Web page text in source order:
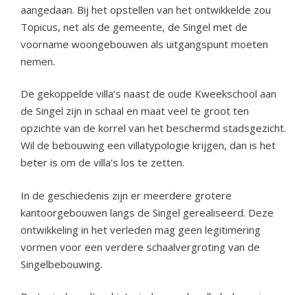
aangedaan. Bij het opstellen van het ontwikkelde zou
Topicus, net als de gemeente, de Singel met de
voorname woongebouwen als uitgangspunt moeten
nemen.
De gekoppelde villa’s naast de oude Kweekschool aan
de Singel zijn in schaal en maat veel te groot ten
opzichte van de korrel van het beschermd stadsgezicht.
Wil de bebouwing een villatypologie krijgen, dan is het
beter is om de villa’s los te zetten.
In de geschiedenis zijn er meerdere grotere
kantoorgebouwen langs de Singel gerealiseerd. Deze
ontwikkeling in het verleden mag geen legitimering
vormen voor een verdere schaalvergroting van de
Singelbebouwing.